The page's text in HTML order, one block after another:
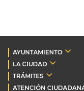
AYUNTAMIENTO
LA CIUDAD
TRÁMITES
ATENCIÓN